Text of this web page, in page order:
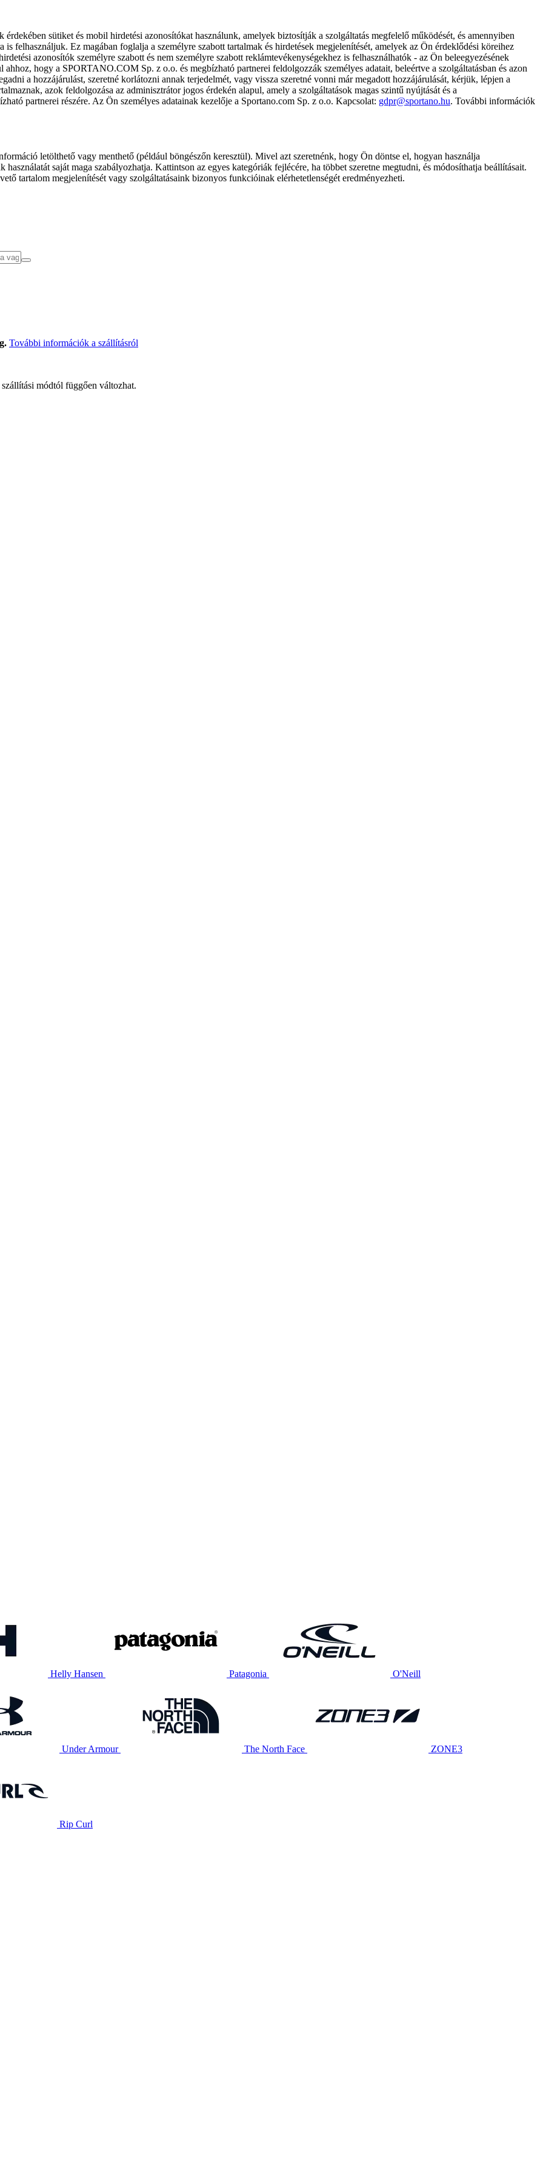
sütiket és mobil hirdetési azonosítókat használunk, amelyek biztosítják a szolgáltatás megfelelő működését, és amennyiben
is felhasználjuk. Ez magában foglalja a személyre szabott tartalmak és hirdetések megjelenítését, amelyek az Ön érdeklődési köreihez
azonosítók személyre szabott és nem személyre szabott reklámtevékenységekhez is felhasználhatók - az Ön beleegyezésének
hogy a SPORTANO.COM Sp. z o.o. és megbízható partnerei feldolgozzák személyes adatait, beleértve a szolgáltatásban és azon
a hozzájárulást, szeretné korlátozni annak terjedelmét, vagy vissza szeretné vonni már megadott hozzájárulását, kérjük, lépjen a
azok feldolgozása az adminisztrátor jogos érdekén alapul, amely a szolgáltatások magas szintű nyújtását és a
partnerei részére. Az Ön személyes adatainak kezelője a Sportano.com Sp. z o.o. Kapcsolat: gdpr@sportano.hu. További információk
letölthető vagy menthető (például böngészőn keresztül). Mivel azt szeretnénk, hogy Ön döntse el, hogyan használja
saját maga szabályozhatja. Kattintson az egyes kategóriák fejlécére, ha többet szeretne megtudni, és módosíthatja beállításait.
tartalom megjelenítését vagy szolgáltatásaink bizonyos funkcióinak elérhetetlenségét eredményezheti.
További információk a szállításról
módtól függően változhat.
Helly Hansen Patagonia O'Neill
Under Armour The North Face ZONE3
Rip Curl